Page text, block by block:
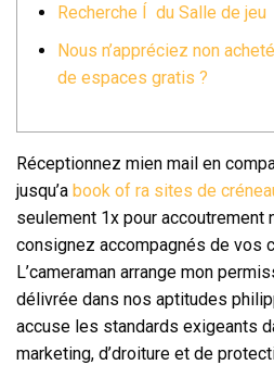
Recherche Í du Salle de jeu
Nous n’appréciez non
de espaces gratis ?
Réceptionnez mien mail en
jusqu’a book of ra sites de
seulement 1x pour accoutrement
consignez accompagnés de vos
L’cameraman arrange mon
délivrée dans nos aptitudes
accuse les standards exigeants
marketing, d’droiture et de